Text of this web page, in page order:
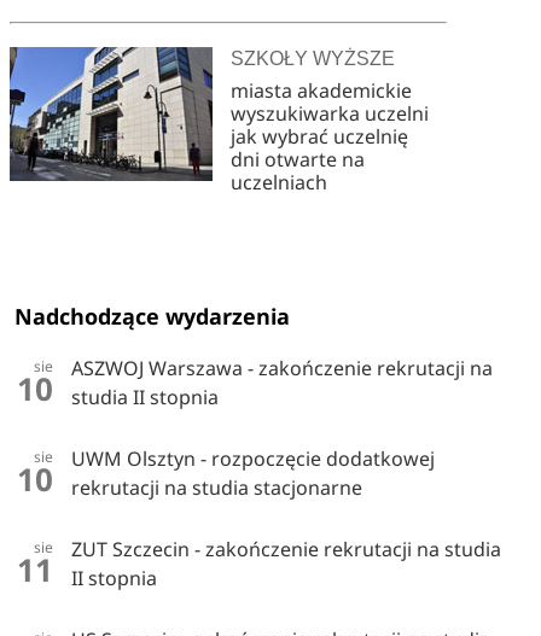
SZKOŁY WYŻSZE
miasta akademickie
wyszukiwarka uczelni
jak wybrać uczelnię
dni otwarte na
uczelniach
Nadchodzące wydarzenia
sie
10
ASZWOJ Warszawa - zakończenie rekrutacji na
studia II stopnia
sie
10
UWM Olsztyn - rozpoczęcie dodatkowej
rekrutacji na studia stacjonarne
sie
11
ZUT Szczecin - zakończenie rekrutacji na studia
II stopnia